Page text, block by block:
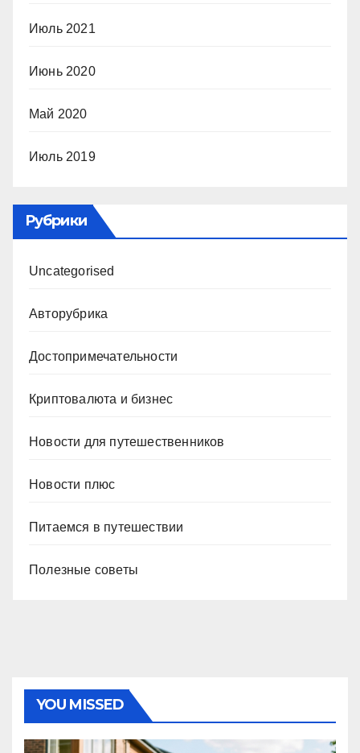
Июль 2021
Июнь 2020
Май 2020
Июль 2019
Рубрики
Uncategorised
Авторубрика
Достопримечательности
Криптовалюта и бизнес
Новости для путешественников
Новости плюс
Питаемся в путешествии
Полезные советы
YOU MISSED